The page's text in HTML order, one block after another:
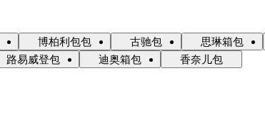
博柏利包包 古驰包 思琳箱包
路易威登包 迪奥箱包 香奈儿包